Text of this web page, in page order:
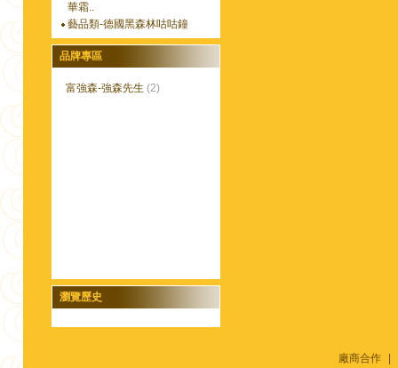
華霜..
藝品類-德國黑森林咕咕鐘
品牌專區
富強森-強森先生 (2)
瀏覽歷史
廠商合作